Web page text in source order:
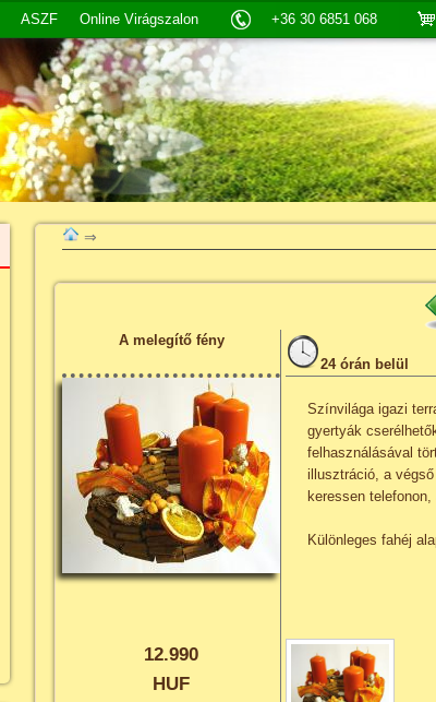
ASZF Online Virágszalon +36 30 6851 068
⇒
A melegítő fény
12.990
HUF
24 órán belül
Színvilága igazi
gyertyák
felhasználásával
illusztráció, a
keressen
Különleges fahéj